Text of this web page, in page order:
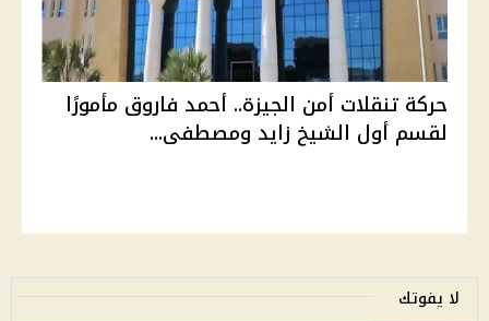
حركة تنقلات أمن الجيزة.. أحمد فاروق مأمورًا
لقسم أول الشيخ زايد ومصطفى...
لا يفوتك